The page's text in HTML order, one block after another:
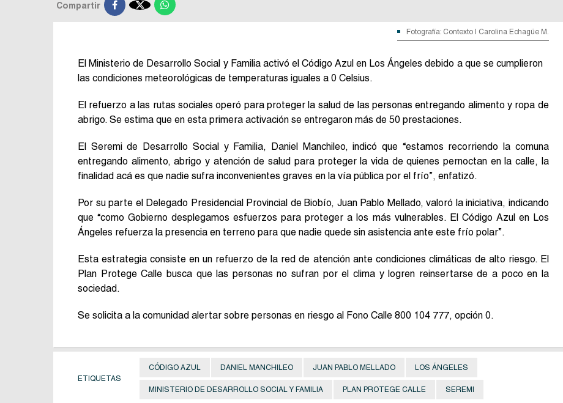
Compartir 
Fotografía: Contexto | Carolina Echagüe M.
El Ministerio de Desarrollo Social y Familia activó el Código Azul en Los Ángeles debido a que se cumplieron
las condiciones meteorológicas de temperaturas iguales a 0 Celsius.
El refuerzo a las rutas sociales operó para proteger la salud de las personas entregando alimento y ropa de
abrigo. Se estima que en esta primera activación se entregaron más de 50 prestaciones.
El Seremi de Desarrollo Social y Familia, Daniel Manchileo, indicó que “estamos recorriendo la comuna
entregando alimento, abrigo y atención de salud para proteger la vida de quienes pernoctan en la calle, la
finalidad acá es que nadie sufra inconvenientes graves en la vía pública por el frío”, enfatizó.
Por su parte el Delegado Presidencial Provincial de Biobío, Juan Pablo Mellado, valoró la iniciativa, indicando
que “como Gobierno desplegamos esfuerzos para proteger a los más vulnerables. El Código Azul en Los
Ángeles refuerza la presencia en terreno para que nadie quede sin asistencia ante este frío polar”.
Esta estrategia consiste en un refuerzo de la red de atención ante condiciones climáticas de alto riesgo. El
Plan Protege Calle busca que las personas no sufran por el clima y logren reinsertarse de a poco en la
sociedad.
Se solicita a la comunidad alertar sobre personas en riesgo al Fono Calle 800 104 777, opción 0.
ETIQUETAS
CÓDIGO AZUL DANIEL MANCHILEO JUAN PABLO MELLADO LOS ÁNGELES
MINISTERIO DE DESARROLLO SOCIAL Y FAMILIA PLAN PROTEGE CALLE SEREMI